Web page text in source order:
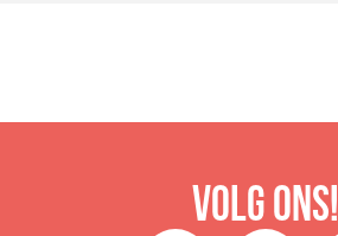
Volg ons!